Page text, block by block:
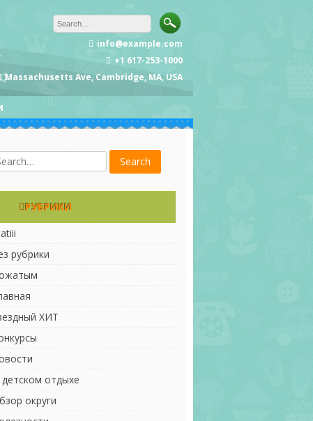
info@example.com
+1 617-253-1000
Massachusetts Ave, Cambridge, MA, USA
РУБРИКИ
рубрики
ХИТ
отдыхе
округи